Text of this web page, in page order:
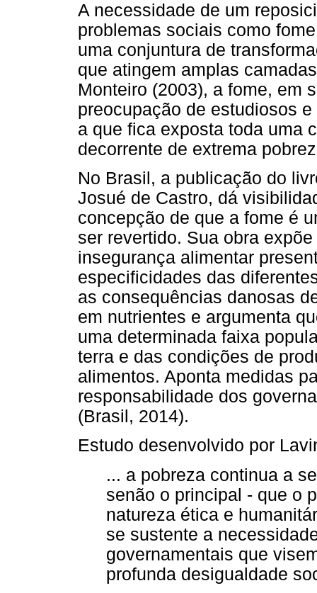
A necessidade de um
problemas sociais como
uma conjuntura de
que atingem amplas
Monteiro (2003), a fome, em
preocupação de estudiosos
a que fica exposta toda uma
decorrente de extrema
No Brasil, a publicação do
Josué de Castro, dá
concepção de que a fome é
ser revertido. Sua obra
insegurança alimentar
especificidades das
as consequências danosas
em nutrientes e argumenta
uma determinada faixa
terra e das condições de
alimentos. Aponta medidas
responsabilidade dos
(Brasil, 2014).
Estudo desenvolvido por
... a pobreza continua a
senão o principal - que o
natureza ética e
se sustente a
governamentais que
profunda desigualdade